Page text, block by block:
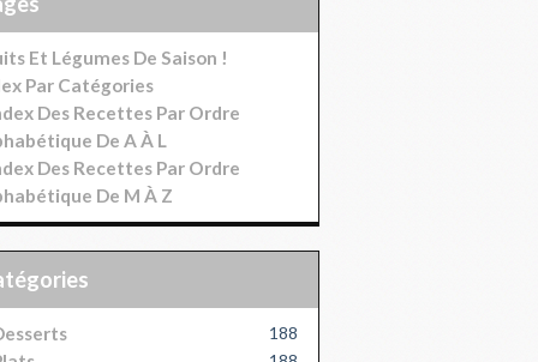
Et Légumes De Saison !
Par Catégories
Des Recettes Par Ordre
De A À L
Des Recettes Par Ordre
De M À Z
188